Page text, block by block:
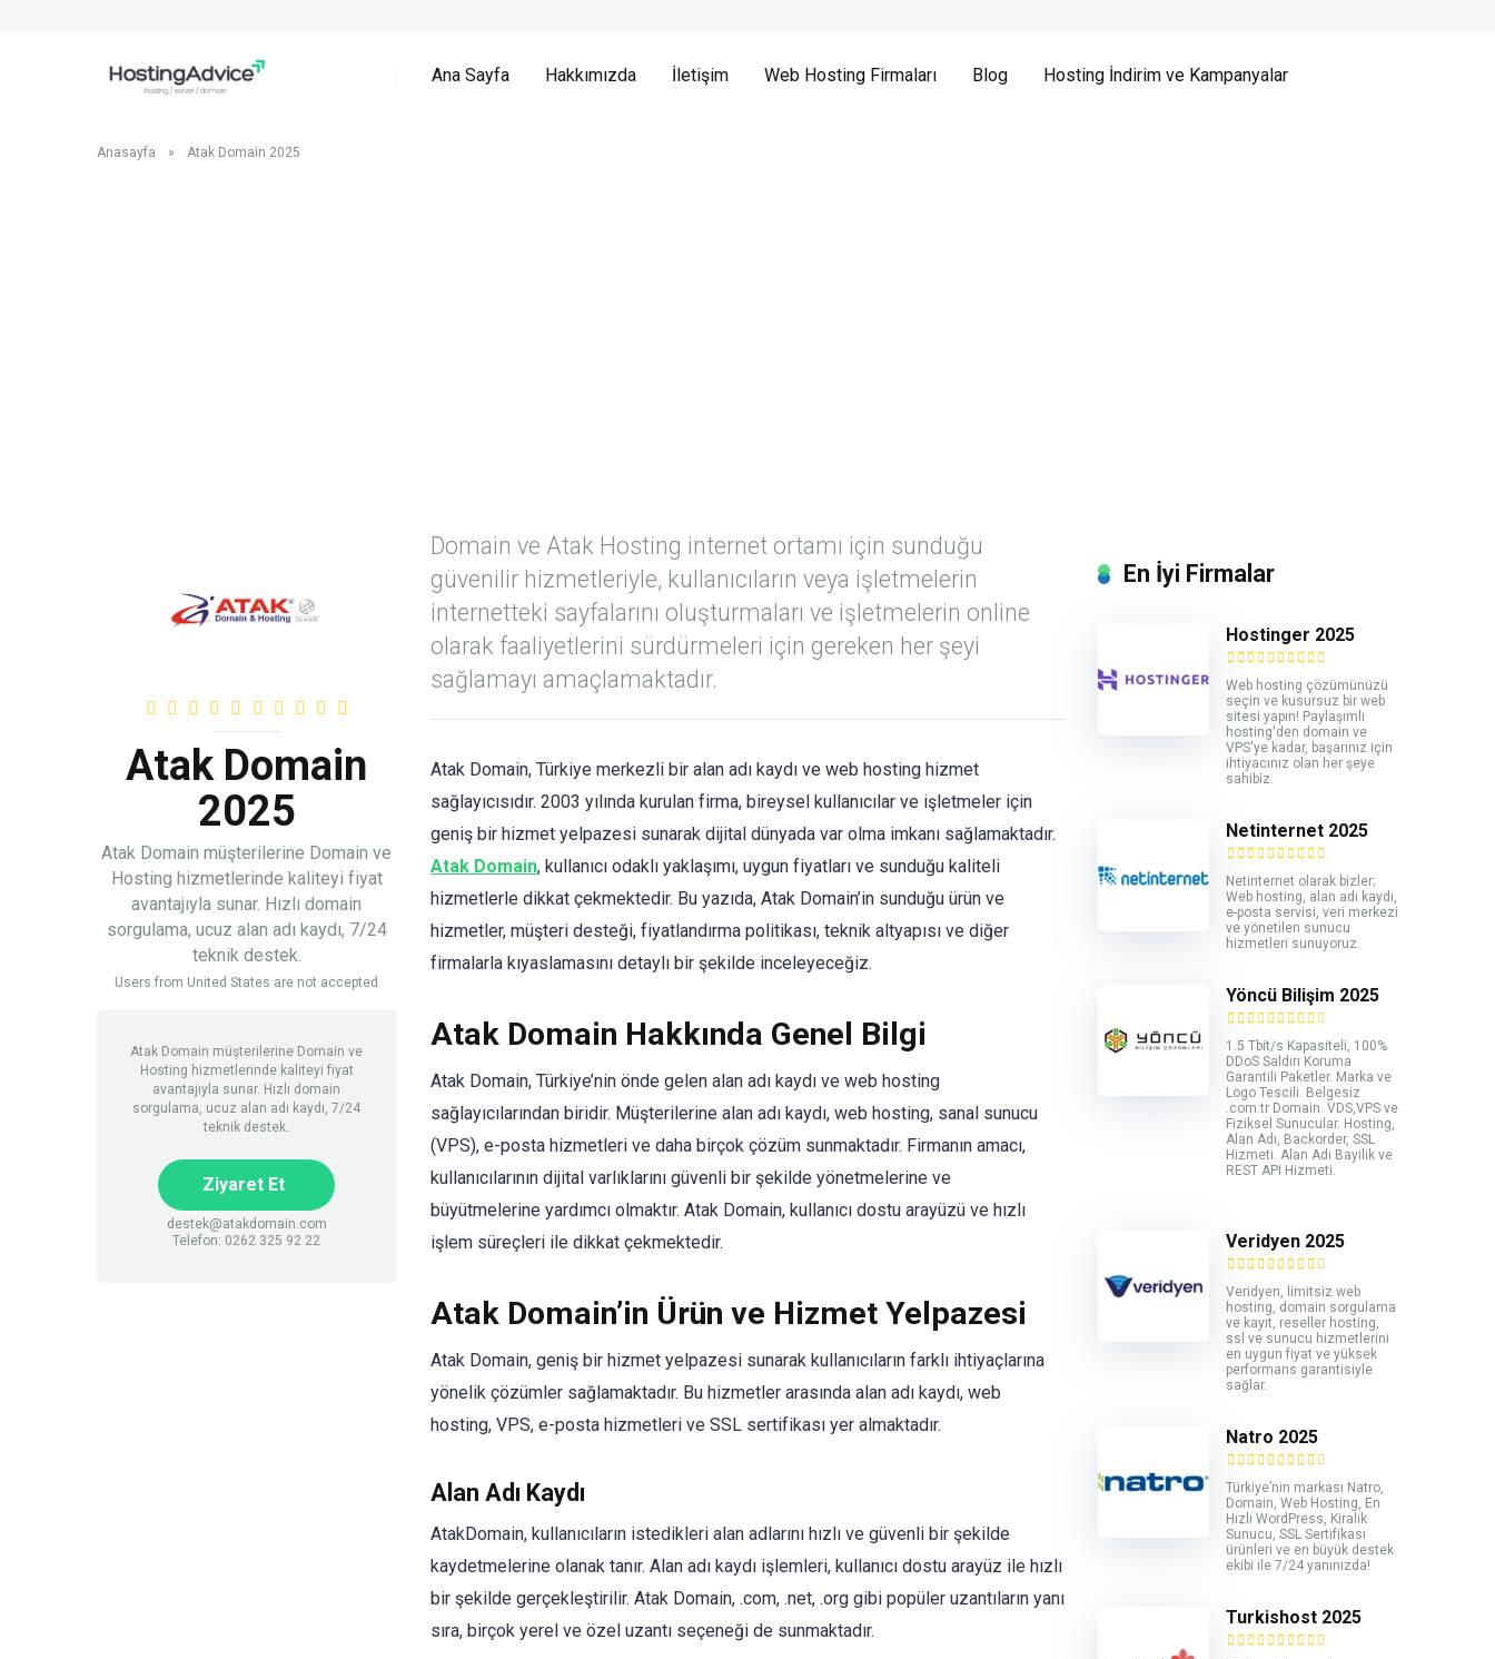
Ana Sayfa Hakkımızda İletişim Web Hosting Firmaları Blog Hosting İndirim ve Kampanyalar
Anasayfa » Atak Domain 2025
Atak Domain
2025
Atak Domain müşterilerine Domain ve
Hosting hizmetlerinde kaliteyi fiyat
avantajıyla sunar. Hızlı domain
sorgulama, ucuz alan adı kaydı, 7/24
teknik destek.
Users from United States are not accepted
Atak Domain müşterilerine Domain ve
Hosting hizmetlerinde kaliteyi fiyat
avantajıyla sunar. Hızlı domain
sorgulama, ucuz alan adı kaydı, 7/24
teknik destek.
Ziyaret Et
destek@atakdomain.com
Telefon: 0262 325 92 22
Domain ve Atak Hosting internet ortamı için sunduğu
güvenilir hizmetleriyle, kullanıcıların veya işletmelerin
internetteki sayfalarını oluşturmaları ve işletmelerin online
olarak faaliyetlerini sürdürmeleri için gereken her şeyi
sağlamayı amaçlamaktadır.
Atak Domain, Türkiye merkezli bir alan adı kaydı ve web hosting hizmet
sağlayıcısıdır. 2003 yılında kurulan firma, bireysel kullanıcılar ve işletmeler için
geniş bir hizmet yelpazesi sunarak dijital dünyada var olma imkanı sağlamaktadır.
Atak Domain, kullanıcı odaklı yaklaşımı, uygun fiyatları ve sunduğu kaliteli
hizmetlerle dikkat çekmektedir. Bu yazıda, Atak Domain’in sunduğu ürün ve
hizmetler, müşteri desteği, fiyatlandırma politikası, teknik altyapısı ve diğer
firmalarla kıyaslamasını detaylı bir şekilde inceleyeceğiz.
Atak Domain Hakkında Genel Bilgi
Atak Domain, Türkiye’nin önde gelen alan adı kaydı ve web hosting
sağlayıcılarından biridir. Müşterilerine alan adı kaydı, web hosting, sanal sunucu
(VPS), e-posta hizmetleri ve daha birçok çözüm sunmaktadır. Firmanın amacı,
kullanıcılarının dijital varlıklarını güvenli bir şekilde yönetmelerine ve
büyütmelerine yardımcı olmaktır. Atak Domain, kullanıcı dostu arayüzü ve hızlı
işlem süreçleri ile dikkat çekmektedir.
Atak Domain’in Ürün ve Hizmet Yelpazesi
Atak Domain, geniş bir hizmet yelpazesi sunarak kullanıcıların farklı ihtiyaçlarına
yönelik çözümler sağlamaktadır. Bu hizmetler arasında alan adı kaydı, web
hosting, VPS, e-posta hizmetleri ve SSL sertifikası yer almaktadır.
Alan Adı Kaydı
AtakDomain, kullanıcıların istedikleri alan adlarını hızlı ve güvenli bir şekilde
kaydetmelerine olanak tanır. Alan adı kaydı işlemleri, kullanıcı dostu arayüz ile hızlı
bir şekilde gerçekleştirilir. Atak Domain, .com, .net, .org gibi popüler uzantıların yanı
sıra, birçok yerel ve özel uzantı seçeneği de sunmaktadır.
En İyi Firmalar
Hostinger 2025
Web hosting çözümünüzü
seçin ve kusursuz bir web
sitesi yapın! Paylaşımlı
hosting'den domain ve
VPS'ye kadar, başarınız için
ihtiyacınız olan her şeye
sahibiz.
Netinternet 2025
Netinternet olarak bizler;
Web hosting, alan adı kaydı,
e-posta servisi, veri merkezi
ve yönetilen sunucu
hizmetleri sunuyoruz.
Yöncü Bilişim 2025
1.5 Tbit/s Kapasiteli, 100%
DDoS Saldırı Koruma
Garantili Paketler. Marka ve
Logo Tescili. Belgesiz
.com.tr Domain. VDS,VPS ve
Fiziksel Sunucular. Hosting,
Alan Adı, Backorder, SSL
Hizmeti. Alan Adı Bayilik ve
REST API Hizmeti.
Veridyen 2025
Veridyen, limitsiz web
hosting, domain sorgulama
ve kayıt, reseller hosting,
ssl ve sunucu hizmetlerini
en uygun fiyat ve yüksek
performans garantisiyle
sağlar.
Natro 2025
Türkiye’nin markası Natro,
Domain, Web Hosting, En
Hızlı WordPress, Kiralık
Sunucu, SSL Sertifikası
ürünleri ve en büyük destek
ekibi ile 7/24 yanınızda!
Turkishost 2025